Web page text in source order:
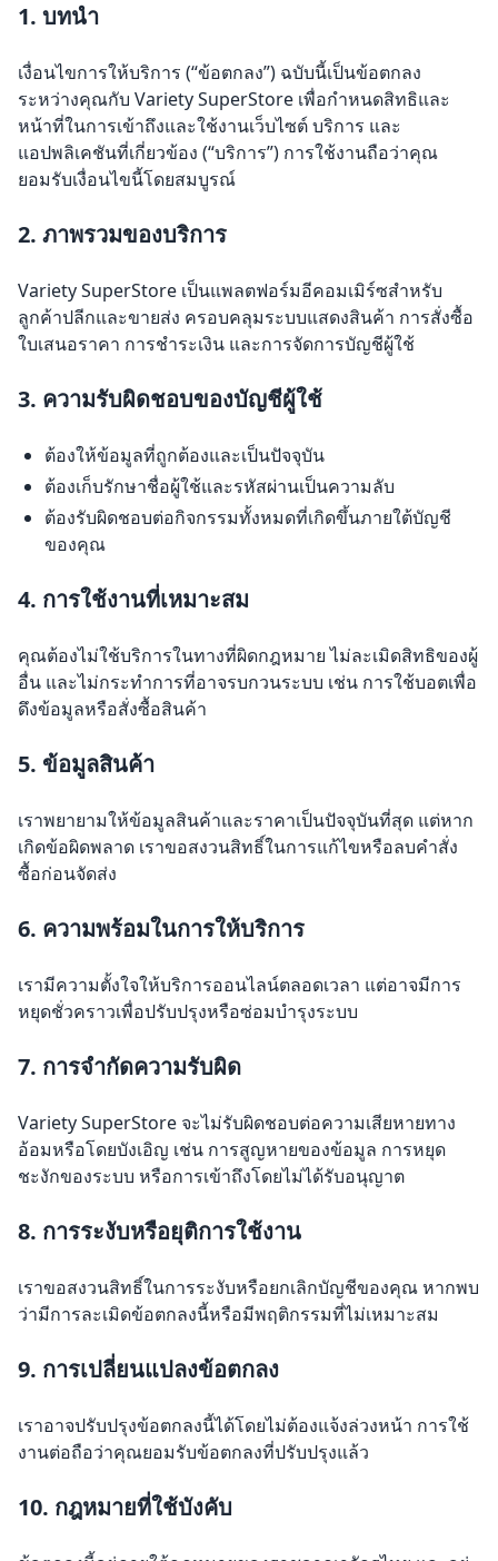
1. บทนำ
เงื่อนไขการให้บริการ (“ข้อตกลง”) ฉบับนี้เป็นข้อตกลง
ระหว่างคุณกับ Variety SuperStore เพื่อกำหนดสิทธิและ
หน้าที่ในการเข้าถึงและใช้งานเว็บไซต์ บริการ และ
แอปพลิเคชันที่เกี่ยวข้อง (“บริการ”) การใช้งานถือว่าคุณ
ยอมรับเงื่อนไขนี้โดยสมบูรณ์
2. ภาพรวมของบริการ
Variety SuperStore เป็นแพลตฟอร์มอีคอมเมิร์ซสำหรับ
ลูกค้าปลีกและขายส่ง ครอบคลุมระบบแสดงสินค้า การสั่งซื้อ
ใบเสนอราคา การชำระเงิน และการจัดการบัญชีผู้ใช้
3. ความรับผิดชอบของบัญชีผู้ใช้
ต้องให้ข้อมูลที่ถูกต้องและเป็นปัจจุบัน
ต้องเก็บรักษาชื่อผู้ใช้และรหัสผ่านเป็นความลับ
ต้องรับผิดชอบต่อกิจกรรมทั้งหมดที่เกิดขึ้นภายใต้บัญชี
ของคุณ
4. การใช้งานที่เหมาะสม
คุณต้องไม่ใช้บริการในทางที่ผิดกฎหมาย ไม่ละเมิดสิทธิของผู้
อื่น และไม่กระทำการที่อาจรบกวนระบบ เช่น การใช้บอตเพื่อ
ดึงข้อมูลหรือสั่งซื้อสินค้า
5. ข้อมูลสินค้า
เราพยายามให้ข้อมูลสินค้าและราคาเป็นปัจจุบันที่สุด แต่หาก
เกิดข้อผิดพลาด เราขอสงวนสิทธิ์ในการแก้ไขหรือลบคำสั่ง
ซื้อก่อนจัดส่ง
6. ความพร้อมในการให้บริการ
เรามีความตั้งใจให้บริการออนไลน์ตลอดเวลา แต่อาจมีการ
หยุดชั่วคราวเพื่อปรับปรุงหรือซ่อมบำรุงระบบ
7. การจำกัดความรับผิด
Variety SuperStore จะไม่รับผิดชอบต่อความเสียหายทาง
อ้อมหรือโดยบังเอิญ เช่น การสูญหายของข้อมูล การหยุด
ชะงักของระบบ หรือการเข้าถึงโดยไม่ได้รับอนุญาต
8. การระงับหรือยุติการใช้งาน
เราขอสงวนสิทธิ์ในการระงับหรือยกเลิกบัญชีของคุณ หากพบ
ว่ามีการละเมิดข้อตกลงนี้หรือมีพฤติกรรมที่ไม่เหมาะสม
9. การเปลี่ยนแปลงข้อตกลง
เราอาจปรับปรุงข้อตกลงนี้ได้โดยไม่ต้องแจ้งล่วงหน้า การใช้
งานต่อถือว่าคุณยอมรับข้อตกลงที่ปรับปรุงแล้ว
10. กฎหมายที่ใช้บังคับ